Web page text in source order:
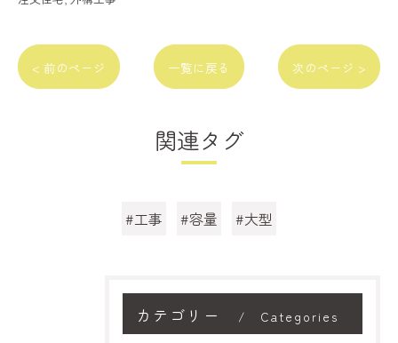
< 前のページ 一覧に戻る 次のページ >
関連タグ
#工事 #容量 #大型
カテゴリー Categories